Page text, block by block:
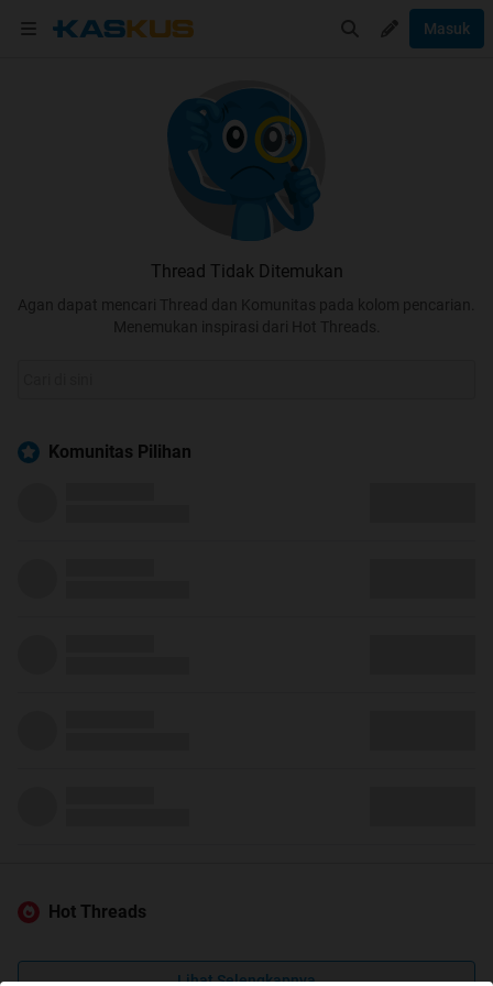
Masuk
Thread Tidak Ditemukan
Agan dapat mencari Thread dan Komunitas pada kolom pencarian.
Menemukan inspirasi dari Hot Threads.
Komunitas Pilihan
Hot Threads
Lihat Selengkapnya